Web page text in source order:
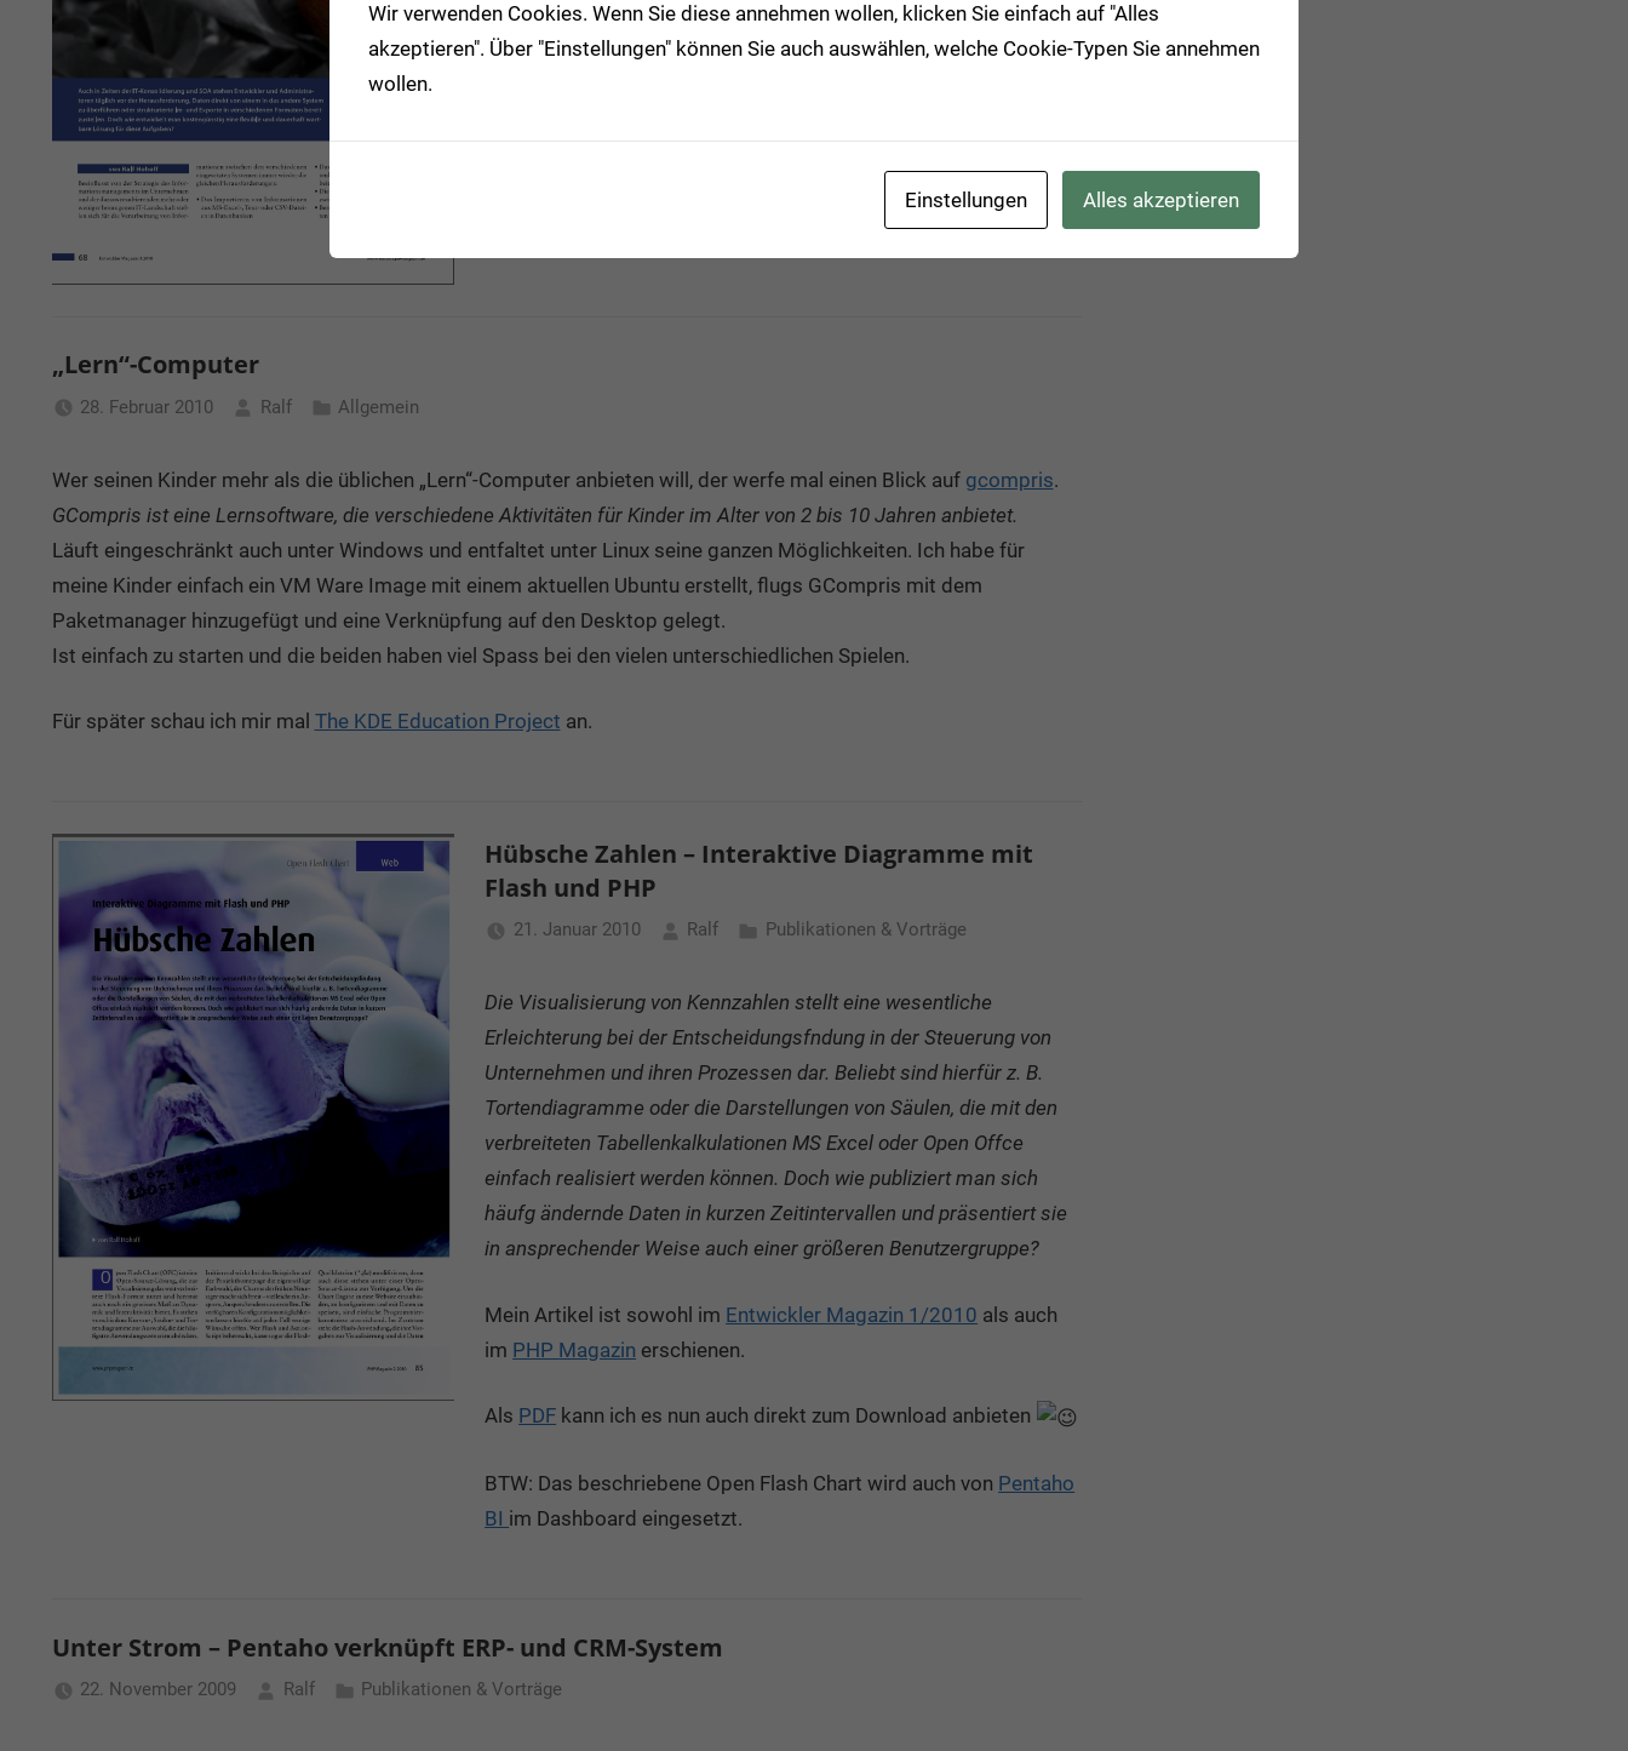
wie entwickelt man kostengünstig eine fexible und dauerhaft
wartbare Lösung für diese Aufgaben?
„Lern“-Computer
28. Februar 2010 Ralf Allgemein
Wer seinen Kinder mehr als die üblichen „Lern“-Computer anbieten will, der werfe mal einen Blick auf gcompris.
GCompris ist eine Lernsoftware, die verschiedene Aktivitäten für Kinder im Alter von 2 bis 10 Jahren anbietet.
Läuft eingeschränkt auch unter Windows und entfaltet unter Linux seine ganzen Möglichkeiten. Ich habe für
meine Kinder einfach ein VM Ware Image mit einem aktuellen Ubuntu erstellt, flugs GCompris mit dem
Paketmanager hinzugefügt und eine Verknüpfung auf den Desktop gelegt.
Ist einfach zu starten und die beiden haben viel Spass bei den vielen unterschiedlichen Spielen.
Für später schau ich mir mal The KDE Education Project an.
Hübsche Zahlen – Interaktive Diagramme mit
Flash und PHP
21. Januar 2010 Ralf Publikationen & Vorträge
Die Visualisierung von Kennzahlen stellt eine wesentliche
Erleichterung bei der Entscheidungsfndung in der Steuerung von
Unternehmen und ihren Prozessen dar. Beliebt sind hierfür z. B.
Tortendiagramme oder die Darstellungen von Säulen, die mit den
verbreiteten Tabellenkalkulationen MS Excel oder Open Offce
einfach realisiert werden können. Doch wie publiziert man sich
häufg ändernde Daten in kurzen Zeitintervallen und präsentiert sie
in ansprechender Weise auch einer größeren Benutzergruppe?
Mein Artikel ist sowohl im Entwickler Magazin 1/2010 als auch
im PHP Magazin erschienen.
Als PDF kann ich es nun auch direkt zum Download anbieten
BTW: Das beschriebene Open Flash Chart wird auch von Pentaho
BI im Dashboard eingesetzt.
Unter Strom – Pentaho verknüpft ERP- und CRM-System
22. November 2009 Ralf Publikationen & Vorträge
Wir verwenden Cookies. Wenn Sie diese annehmen wollen, klicken Sie einfach auf "Alles
akzeptieren". Über "Einstellungen" können Sie auch auswählen, welche Cookie-Typen Sie annehmen
wollen.
Einstellungen Alles akzeptieren